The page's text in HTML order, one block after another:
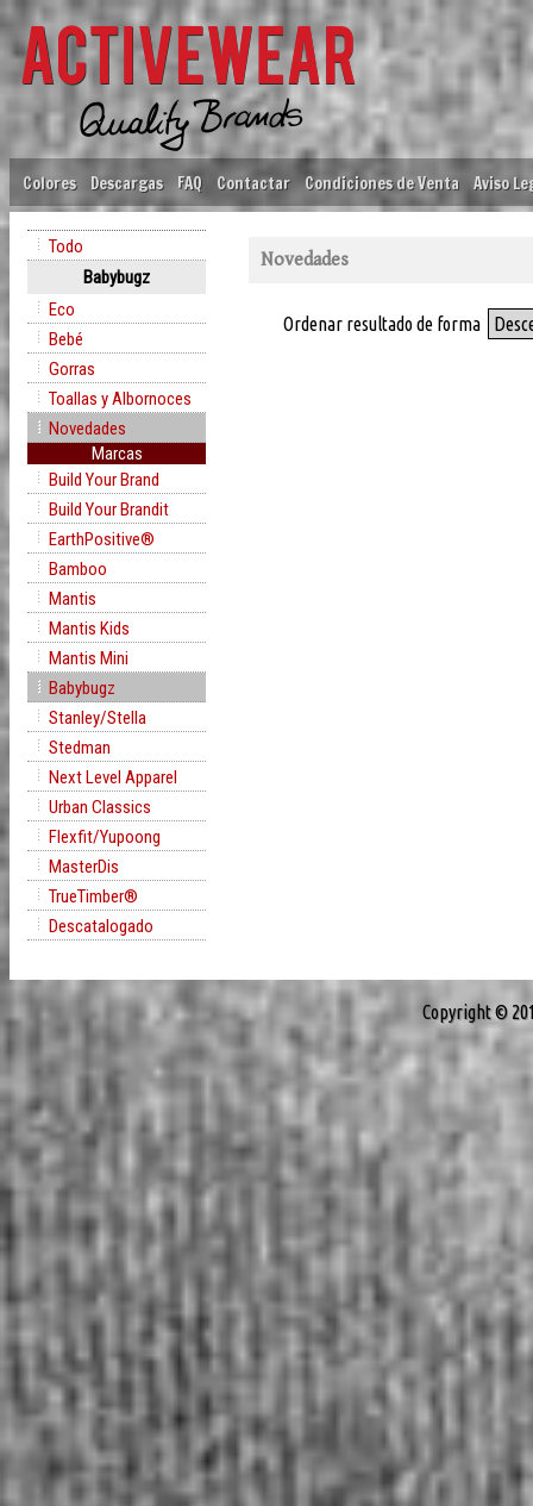
Colores Descargas FAQ Contactar Condiciones de Venta Aviso
Todo
Babybugz
Eco
Bebé
Gorras
Toallas y Albornoces
Novedades
Marcas
Build Your Brand
Build Your Brandit
EarthPositive®
Bamboo
Mantis
Mantis Kids
Mantis Mini
Babybugz
Stanley/Stella
Stedman
Next Level Apparel
Urban Classics
Flexfit/Yupoong
MasterDis
TrueTimber®
Descatalogado
Novedades
Ordenar resultado de forma
Copyright ©